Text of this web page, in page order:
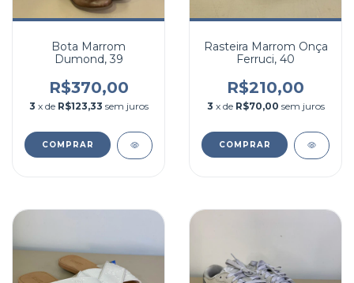
Bota Marrom
Dumond, 39
R$370,00
3 x de R$123,33 sem juros
COMPRAR
Rasteira Marrom Onça
Ferruci, 40
R$210,00
3 x de R$70,00 sem juros
COMPRAR